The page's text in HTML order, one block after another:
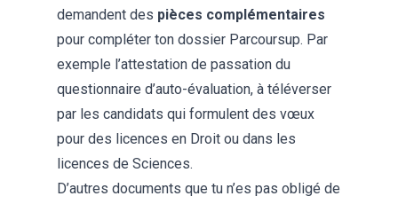
demandent des pièces complémentaires
pour compléter ton dossier Parcoursup. Par
exemple l’attestation de passation du
questionnaire d’auto-évaluation, à téléverser
par les candidats qui formulent des vœux
pour des licences en Droit ou dans les
licences de Sciences.
D’autres documents que tu n’es pas obligé de